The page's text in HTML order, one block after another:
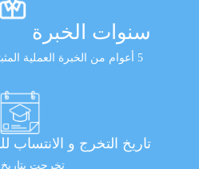
سنوات الخبرة
5 أعوام من الخبرة العملية المثبتة
تاريخ التخرج و الانتساب
تخرجت بتاريخ 2020